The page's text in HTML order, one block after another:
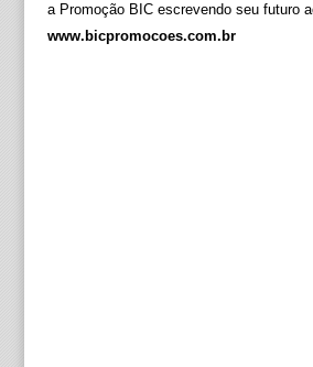
a Promoção BIC escrevendo seu futuro
www.bicpromocoes.com.br